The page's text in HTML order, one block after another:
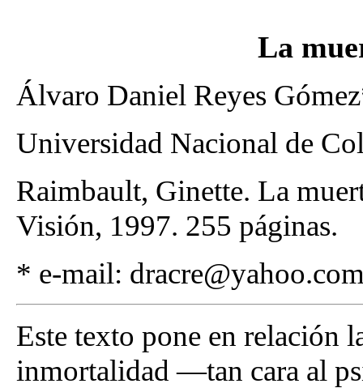
La
Álvaro Daniel Reyes
Universidad Nacional de
Raimbault, Ginette. La
Visión, 1997. 255 páginas.
* e-mail:
Este texto pone en relación
inmortalidad —tan cara al